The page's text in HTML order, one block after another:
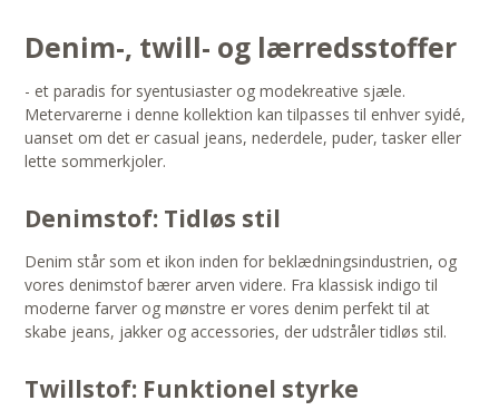
Denim-, twill- og lærredsstoffer
- et paradis for syentusiaster og modekreative sjæle.
Metervarerne i denne kollektion kan tilpasses til enhver syidé,
uanset om det er casual jeans, nederdele, puder, tasker eller
lette sommerkjoler.
Denimstof: Tidløs stil
Denim står som et ikon inden for beklædningsindustrien, og
vores denimstof bærer arven videre. Fra klassisk indigo til
moderne farver og mønstre er vores denim perfekt til at
skabe jeans, jakker og accessories, der udstråler tidløs stil.
Twillstof: Funktionel styrke